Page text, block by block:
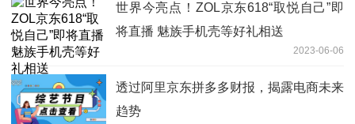
世界今亮点！ZOL京东618“取悦自己”即
将直播 魅族手机壳等好礼相送
2023-06-06
透过阿里京东拼多多财报，揭露电商未来
趋势